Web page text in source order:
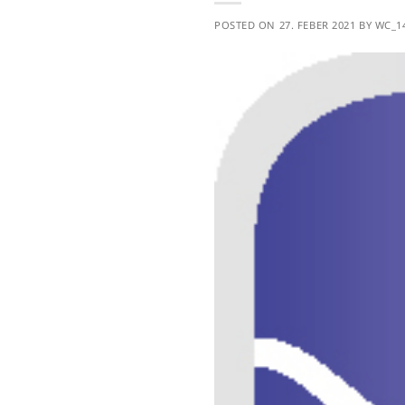
POSTED ON 27. FEBER 2021 BY